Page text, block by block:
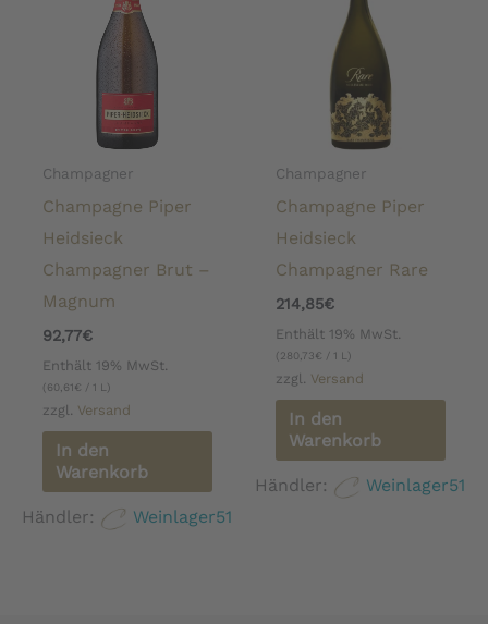
Champagner
Champagne Piper
Heidsieck
Champagner Brut –
Magnum
92,77€
Enthält 19% MwSt.
(60,61€ / 1 L)
zzgl. Versand
In den
Warenkorb
Händler: Weinlager51
Champagner
Champagne Piper
Heidsieck
Champagner Rare
214,85€
Enthält 19% MwSt.
(280,73€ / 1 L)
zzgl. Versand
In den
Warenkorb
Händler: Weinlager51